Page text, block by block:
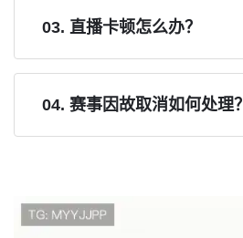
03. 直播卡顿怎么办？
04. 赛事因故取消如何处理？